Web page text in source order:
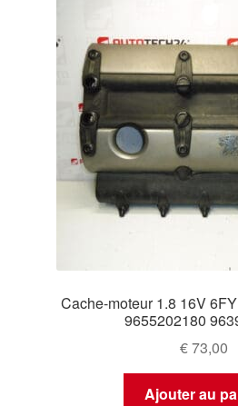
Cache-moteur 1.8 16V
9655202180
€73,00
Ajouter au